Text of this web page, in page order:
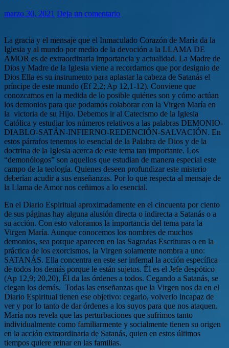
marzo 30, 2021 Deja un comentario
La gracia y el mensaje que el Inmaculado Corazón de María da la
Iglesia y al mundo por medio de la devoción a la LLAMA DE
AMOR es de extraordinaria importancia y actualidad. La Madre de
Dios y Madre de la Iglesia viene a recordarnos que por designio de
Dios Ella es su instrumento para aplastar la cabeza de Satanás el
príncipe de este mundo (Ef 2,2; Ap 12,1-12). Conviene que
conozcamos en la medida de lo posible quiénes son y cómo actúan
los demonios para que podamos colaborar con la Virgen María en
la victoria de su Hijo. Debemos ir al Catecismo de la Iglesia
Católica y estudiar los números relativos a las palabras DEMONIO-
DIABLO-SATÁN-INFIERNO-REDENCIÓN-SALVACIÓN. En
estos párrafos tenemos lo esencial de la Palabra de Dios y de la
doctrina de la Iglesia acerca de este tema tan importante. Los
“demonólogos” son aquellos que estudian de manera especial este
campo de la teología. Quienes deseen profundizar este misterio
deberían acudir a sus enseñanzas. Por lo que respecta al mensaje de
la Llama de Amor nos ceñimos a lo esencial.
En el Diario Espiritual aproximadamente en el cincuenta por ciento
de sus páginas hay alguna alusión directa o indirecta a Satanás o a
su acción. Con esto valoramos la importancia del tema para la
Virgen María. Aunque conocemos los nombres de muchos
demonios, sea porque aparecen en las Sagradas Escrituras o en la
práctica de los exorcismos, la Virgen solamente nombra a uno:
SATANÁS. Ella concentra en este ser infernal la acción específica
de todos los demás porque le están sujetos. Él es el Jefe despótico
(Ap 12,9; 20,20), Él da las órdenes a todos. Cegando a Satanás, se
ciegan los demás. Todas las enseñanzas que la Virgen nos da en el
Diario Espiritual tienen ese objetivo: cegarlo, volverlo incapaz de
ver y por lo tanto de dar órdenes a los suyos para que nos ataquen.
María nos revela que las perturbaciones que sufrimos tanto
individualmente como familiarmente y socialmente tienen su origen
en la acción extraordinaria de Satanás, quien en estos últimos
tiempos quiere reinar en las familias.